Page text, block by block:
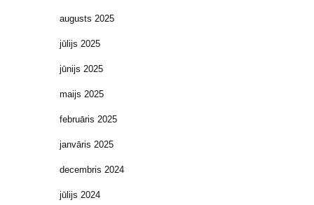
augusts 2025
jūlijs 2025
jūnijs 2025
maijs 2025
februāris 2025
janvāris 2025
decembris 2024
jūlijs 2024